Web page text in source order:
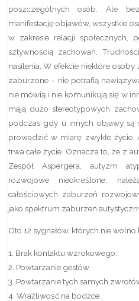
poszczególnych osób. Ale
manifestację objawów, wszystkie
w zakresie relacji społecznych,
sztywnością zachowań.
nasilenia. W efekcie niektóre
zaburzone – nie potrafią
nie mówią i nie komunikują się w
mają dużo stereotypowych
podczas gdy u innych objawy są
prowadzić w miarę zwykłe
trwa całe życie. Oznacza to, że z
Zespół Aspergera, autyzm
rozwojowe nieokreślone,
całościowych zaburzeń
jako spektrum zaburzeń
Oto 12 sygnałów, których nie
1. Brak kontaktu wzrokowego.
2. Powtarzanie gestów.
3. Powtarzanie tych samych
4. Wrażliwość na bodźce.